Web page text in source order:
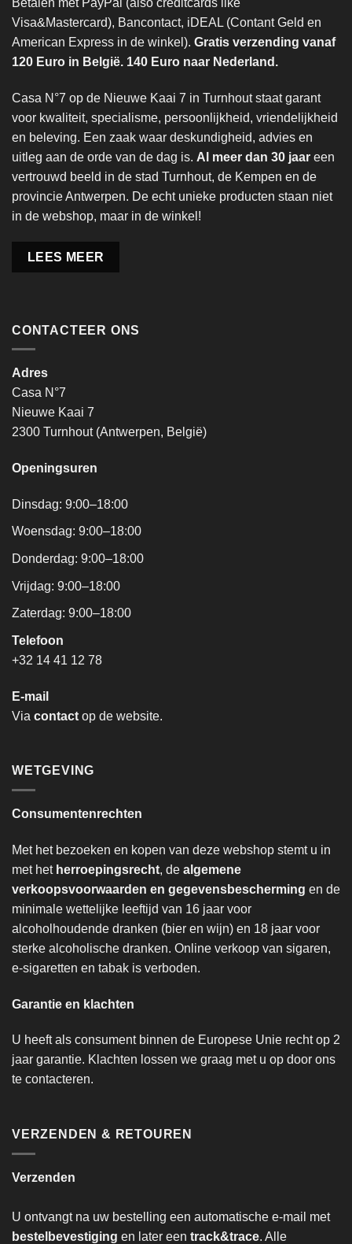
Visa&Mastercard), Bancontact, iDEAL (Contant Geld en
American Express in de winkel). Gratis verzending vanaf
120 Euro in België. 140 Euro naar Nederland.
Casa N°7 op de Nieuwe Kaai 7 in Turnhout staat garant
voor kwaliteit, specialisme, persoonlijkheid, vriendelijkheid
en beleving. Een zaak waar deskundigheid, advies en
uitleg aan de orde van de dag is. Al meer dan 30 jaar een
vertrouwd beeld in de stad Turnhout, de Kempen en de
provincie Antwerpen. De echt unieke producten staan niet
in de webshop, maar in de winkel!
LEES MEER
CONTACTEER ONS
Adres
Casa N°7
Nieuwe Kaai 7
2300 Turnhout (Antwerpen, België)
Openingsuren
Dinsdag: 9:00–18:00
Woensdag: 9:00–18:00
Donderdag: 9:00–18:00
Vrijdag: 9:00–18:00
Zaterdag: 9:00–18:00
Telefoon
+32 14 41 12 78
E-mail
Via contact op de website.
WETGEVING
Consumentenrechten
Met het bezoeken en kopen van deze webshop stemt u in
met het herroepingsrecht, de algemene
verkoopsvoorwaarden en gegevensbescherming en de
minimale wettelijke leeftijd van 16 jaar voor
alcoholhoudende dranken (bier en wijn) en 18 jaar voor
sterke alcoholische dranken. Online verkoop van sigaren,
e-sigaretten en tabak is verboden.
Garantie en klachten
U heeft als consument binnen de Europese Unie recht op 2
jaar garantie. Klachten lossen we graag met u op door ons
te contacteren.
VERZENDEN & RETOUREN
Verzenden
U ontvangt na uw bestelling een automatische e-mail met
bestelbevestiging en later een track&trace. Alle